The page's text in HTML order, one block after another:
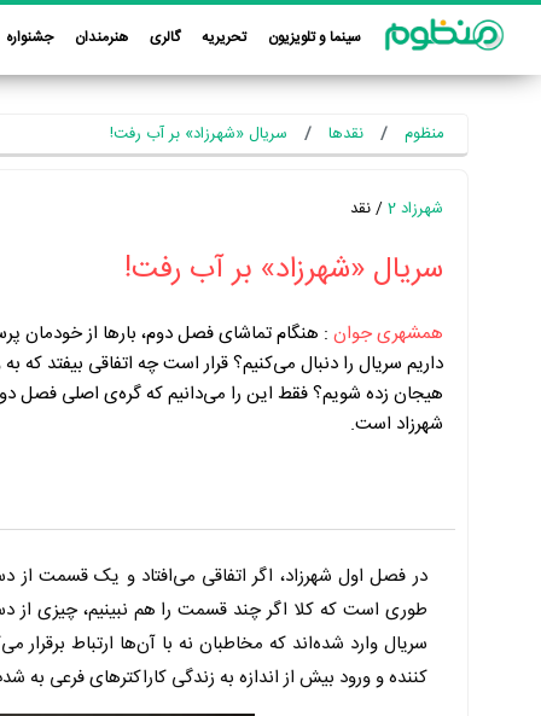
سینما و تلویزیون تحریریه گالری هنرمندان جشنواره
منظوم نقدها سریال «شهرزاد» بر آب رفت!
شهرزاد 2 / نقد
سریال «شهرزاد» بر آب رفت!
همشهری جوان : هنگام تماشای فصل دوم، بارها از خودمان
داریم سریال را دنبال می‌کنیم؟ قرار است چه اتفاقی بیفتد که
هیجان زده شویم؟ فقط این را می‌دانیم که گره‌ی اصلی فصل
شهرزاد است.
در فصل اول شهرزاد، اگر اتفاقی می‌افتاد و یک قسمت
سریال وارد شده‌اند که مخاطبان نه با آن‌ها ارتباط
کننده و ورود بیش از اندازه به زندگی کاراکترهای فرعی